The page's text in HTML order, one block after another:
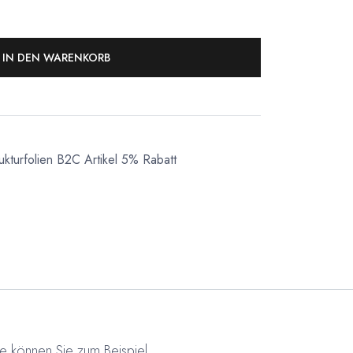
IN DEN WARENKORB
B2C Artikel 5% Rabatt